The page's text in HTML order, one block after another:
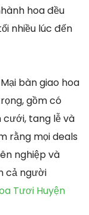
hoa đều
nhiều lúc đến
bàn giao hoa
gồm có
cưới, tang lễ và
rằng mọi deals
nghiệp và
cả người
Tươi Huyện